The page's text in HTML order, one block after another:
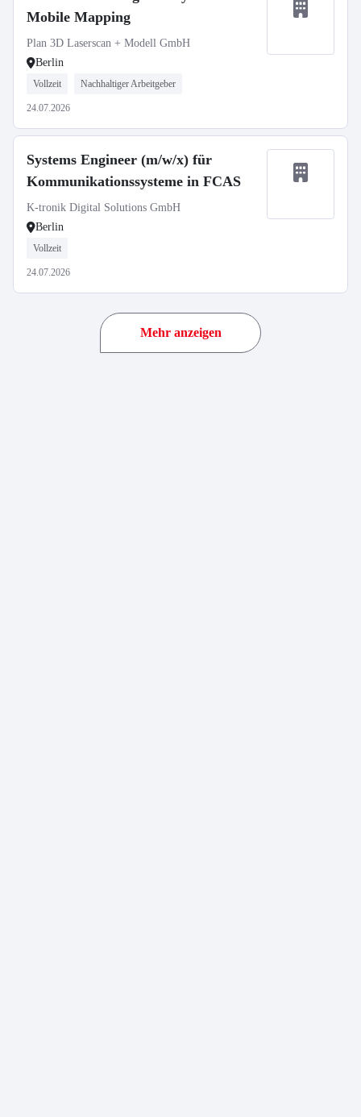
Mobile Mapping
Plan 3D Laserscan + Modell GmbH
Berlin
Vollzeit Nachhaltiger Arbeitgeber
24.07.2026
Systems Engineer (m/w/x) für
Kommunikationssysteme in FCAS
K-tronik Digital Solutions GmbH
Berlin
Vollzeit
24.07.2026
Mehr anzeigen